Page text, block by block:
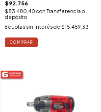
$92.756
$83.480,40 con Transferencia o
depósito
6cuotas sin interés de $15.459,33